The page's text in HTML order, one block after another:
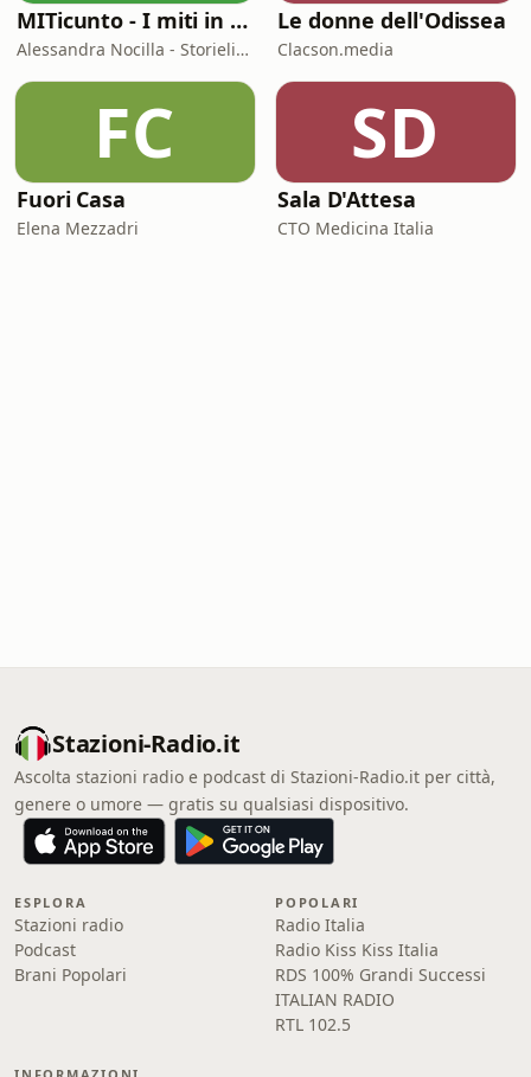
MITicunto - I miti in prima persona
Alessandra Nocilla - Storielibere.fm
Le donne dell'Odissea
Clacson.media
FC
Fuori Casa
Elena Mezzadri
SD
Sala D'Attesa
CTO Medicina Italia
Stazioni-Radio.it
Ascolta stazioni radio e podcast di Stazioni-Radio.it per città,
genere o umore — gratis su qualsiasi dispositivo.
ESPLORA
Stazioni radio
Podcast
Brani Popolari
POPOLARI
Radio Italia
Radio Kiss Kiss Italia
RDS 100% Grandi Successi
ITALIAN RADIO
RTL 102.5